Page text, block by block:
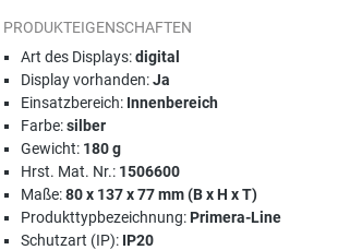
PRODUKTEIGENSCHAFTEN
Art des Displays:digital
Display vorhanden:Ja
Einsatzbereich: Innenbereich
Farbe:silber
Gewicht: 180 g
Hrst. Mat. Nr.: 1506600
Maße:80 x 137 x 77 mm (B x H x T)
Produkttypbezeichnung:Primera-Line
Schutzart (IP): IP20